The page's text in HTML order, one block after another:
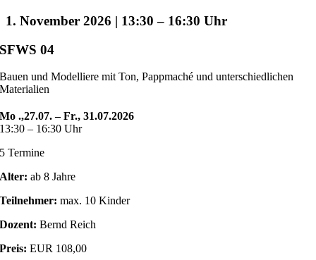
1. November 2026 | 13:30 – 16:30
SFWS 04
Bauen und Modelliere mit Ton, Pappmaché und unterschiedlichen
Materialien
Mo .,27.07. – Fr., 31.07.2026
13:30 – 16:30 Uhr
5 Termine
Alter: ab 8 Jahre
Teilnehmer: max. 10 Kinder
Dozent: Bernd Reich
Preis: EUR 108,00